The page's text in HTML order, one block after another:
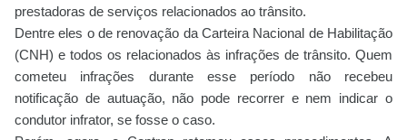
prestadoras de serviços relacionados ao trânsito.
Dentre eles o de renovação da Carteira Nacional de Habilitação
(CNH) e todos os relacionados às infrações de trânsito. Quem
cometeu infrações durante esse período não recebeu
notificação de autuação, não pode recorrer e nem indicar o
condutor infrator, se fosse o caso.